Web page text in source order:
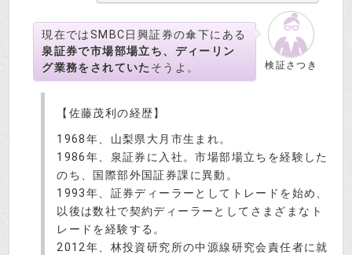
検証さつき
現在ではSMBC日興証券の傘下にある
泉証券で市場部場立ち、ディーリン
グ業務をされていた そうよ。
【佐藤茂利の経歴】
1968年、山梨県大月市生まれ。
1986年、泉証券に入社。市場部場立ちを経験した
のち、国際部外国証券課に異動。
1993年、証券ディーラーとしてトレードを始め、
以後は数社で契約ディーラーとしてさまざまなト
レードを経験する。
2012年、林投資研究所の中源線研究会責任者に就